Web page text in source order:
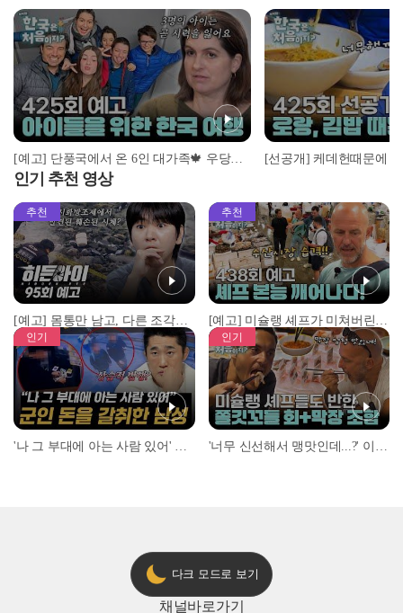
[예고] 단풍국에서 온 6인 대가족🍁 우당탕탕난리법석좌충우돌 한국 여행기!
인기 추천 영상
추천
[예고] 몸통만 남고, 다른 조각은 어디에..? 시화호에서 드러난 충격적인 토막 살인사건!
추천
[예고] 미슐랭 셰프가 미쳐버린 이유! 본능이 깨어난 사건은?
인기 인기
다크 모드로 보기
채널바로가기